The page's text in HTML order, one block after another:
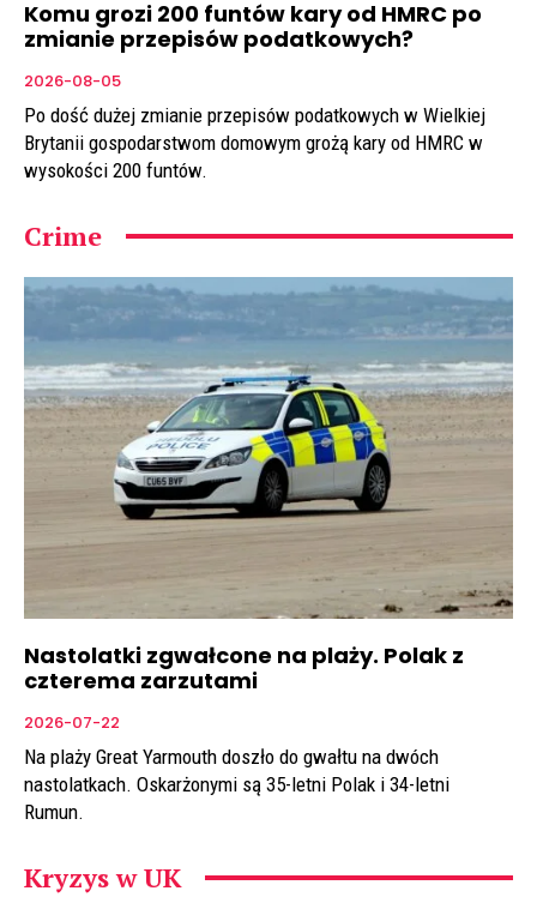
Komu grozi 200 funtów kary od HMRC po
zmianie przepisów podatkowych?
2026-08-05
Po dość dużej zmianie przepisów podatkowych w Wielkiej
Brytanii gospodarstwom domowym grożą kary od HMRC w
wysokości 200 funtów.
Crime
Nastolatki zgwałcone na plaży. Polak z
czterema zarzutami
2026-07-22
Na plaży Great Yarmouth doszło do gwałtu na dwóch
nastolatkach. Oskarżonymi są 35-letni Polak i 34-letni
Rumun.
Kryzys w UK